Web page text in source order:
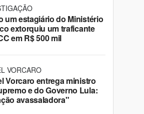
um estagiário do Ministério
extorquiu um traficante
em R$ 500 mil
VORCARO
Vorcaro entrega ministro
e do Governo Lula:
avassaladora"